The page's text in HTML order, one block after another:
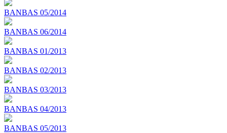
BANBAS 05/2014
BANBAS 06/2014
BANBAS 01/2013
BANBAS 02/2013
BANBAS 03/2013
BANBAS 04/2013
BANBAS 05/2013